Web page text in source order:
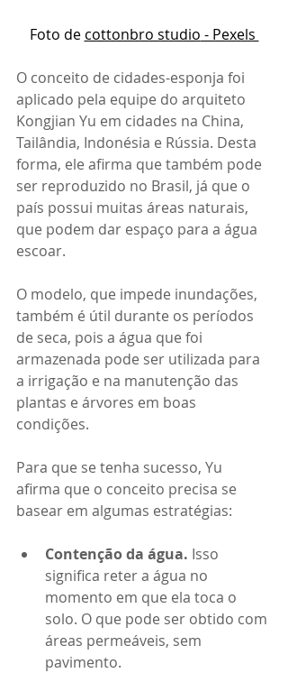
Foto de cottonbro studio - Pexels
O conceito de cidades-esponja foi
aplicado pela equipe do arquiteto
Kongjian Yu em cidades na China,
Tailândia, Indonésia e Rússia. Desta
forma, ele afirma que também pode
ser reproduzido no Brasil, já que o
país possui muitas áreas naturais,
que podem dar espaço para a água
escoar.
O modelo, que impede inundações,
também é útil durante os períodos
de seca, pois a água que foi
armazenada pode ser utilizada para
a irrigação e na manutenção das
plantas e árvores em boas
condições.
Para que se tenha sucesso, Yu
afirma que o conceito precisa se
basear em algumas estratégias:
Contenção da água. Isso
significa reter a água no
momento em que ela toca o
solo. O que pode ser obtido com
áreas permeáveis, sem
pavimento.